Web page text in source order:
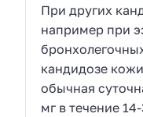
При других
например при
кандидозе
обычная
мг в течение